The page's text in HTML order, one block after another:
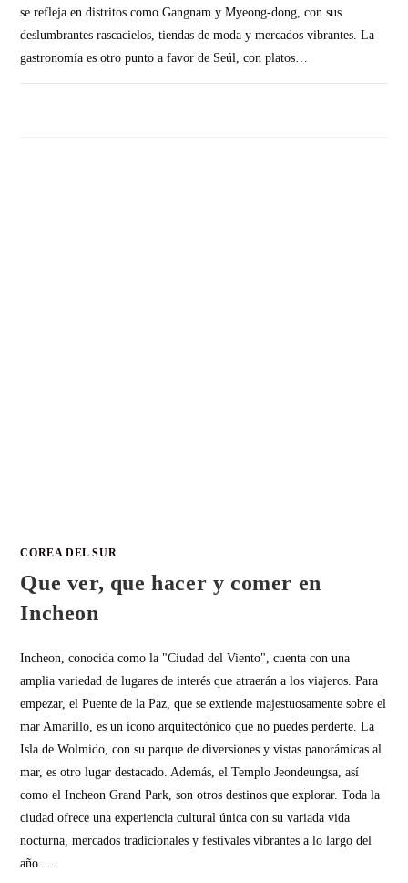
se refleja en distritos como Gangnam y Myeong-dong, con sus
deslumbrantes rascacielos, tiendas de moda y mercados vibrantes. La
gastronomía es otro punto a favor de Seúl, con platos…
COREA DEL SUR
Que ver, que hacer y comer en
Incheon
Incheon, conocida como la "Ciudad del Viento", cuenta con una
amplia variedad de lugares de interés que atraerán a los viajeros. Para
empezar, el Puente de la Paz, que se extiende majestuosamente sobre el
mar Amarillo, es un ícono arquitectónico que no puedes perderte. La
Isla de Wolmido, con su parque de diversiones y vistas panorámicas al
mar, es otro lugar destacado. Además, el Templo Jeondeungsa, así
como el Incheon Grand Park, son otros destinos que explorar. Toda la
ciudad ofrece una experiencia cultural única con su variada vida
nocturna, mercados tradicionales y festivales vibrantes a lo largo del
año.…